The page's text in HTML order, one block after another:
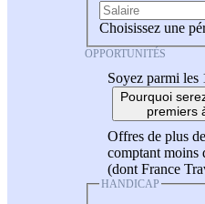
Choisissez une
OPPORTUNITÉS
Soyez parmi les
Pourquoi
premiers
Offres de plus
comptant moins
(dont France
HANDICAP